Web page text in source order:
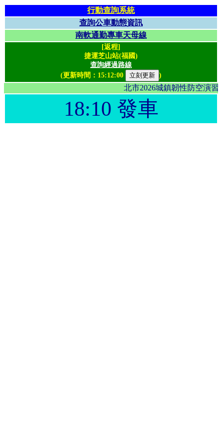
行動查詢系統
查詢公車動態資訊
南軟通勤專車天母線
[返程]
捷運芝山站(福國)
查詢經過路線
(更新時間： 15:12:00 )
北市2026城鎮韌性防空
18:10 發車